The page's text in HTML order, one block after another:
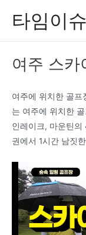
타임이슈
여주 스카
여주에 위치한 골
는 여주에 위치한
인레이크, 마운틴
권에서 1시간 남짓